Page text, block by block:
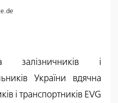
залізничників і
України вдячна
і транспортників EVG